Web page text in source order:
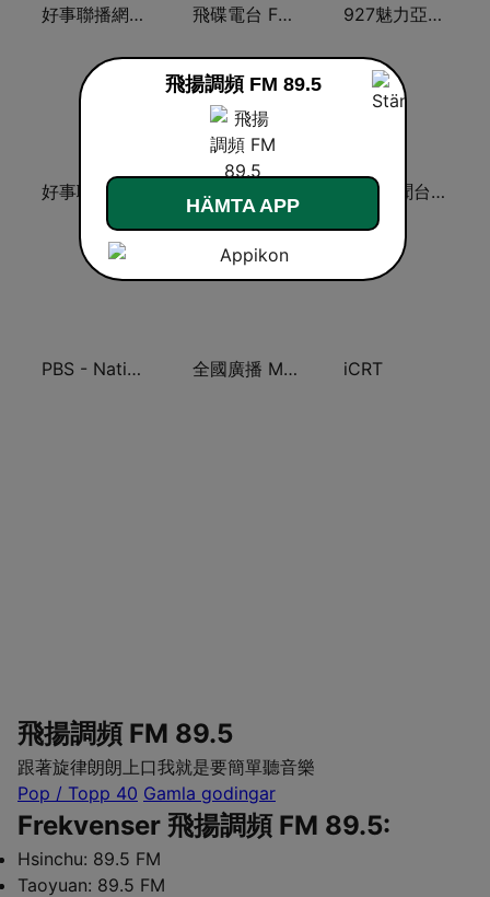
好事聯播網 港都983 Best Radio FM98.3 飛碟電台 FM92.1 927魅力亞洲 Asia FM 亞洲電台
九八新聞台 News98 FM 98.1
PBS - National Transportation 全國廣播 MRadio iCRT
飛揚調頻 FM 89.5
跟著旋律朗朗上口我就是要簡單聽音樂
Pop / Topp 40 Gamla godingar
Frekvenser 飛揚調頻 FM 89.5:
Hsinchu: 89.5 FM
Taoyuan: 89.5 FM
飛揚調頻 FM 89.5
HÄMTA APP